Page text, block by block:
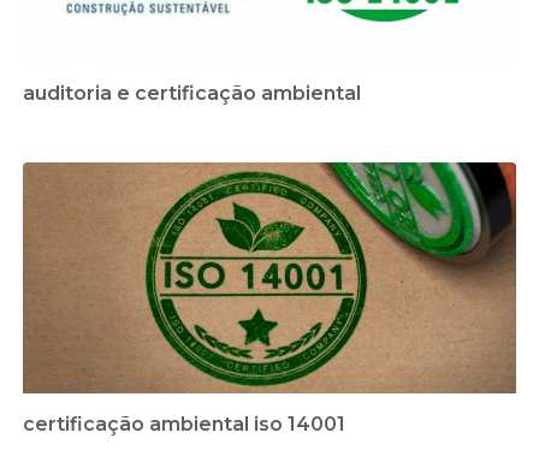
auditoria e certificação ambiental
certificação ambiental iso 14001